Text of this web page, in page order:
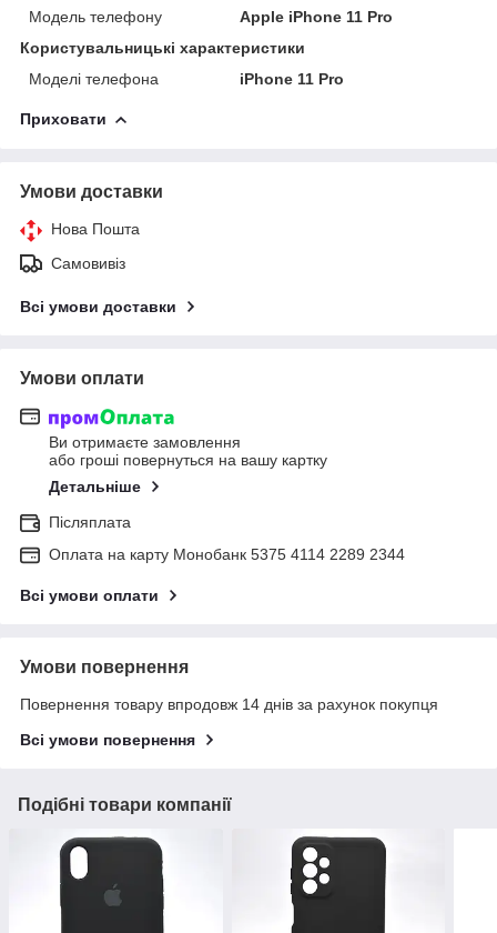
Модель телефону
Apple iPhone 11 Pro
Користувальницькі характеристики
Моделі телефона
iPhone 11 Pro
Приховати
Умови доставки
Нова Пошта
Самовивіз
Всі умови доставки
Умови оплати
Ви отримаєте замовлення
або гроші повернуться на вашу картку
Детальніше
Післяплата
Оплата на карту Монобанк 5375 4114 2289 2344
Всі умови оплати
Умови повернення
Повернення товару впродовж 14 днів за рахунок покупця
Всі умови повернення
Подібні товари компанії